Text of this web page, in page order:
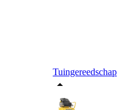
Tuingereedschap